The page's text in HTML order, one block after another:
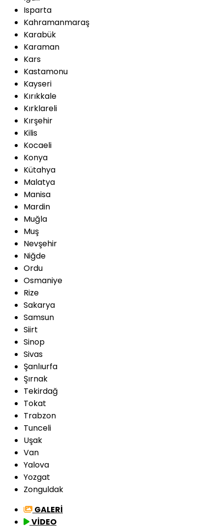
Isparta
Kahramanmaraş
Karabük
Karaman
Kars
Kastamonu
Kayseri
Kırıkkale
Kırklareli
Kırşehir
Kilis
Kocaeli
Konya
Kütahya
Malatya
Manisa
Mardin
Muğla
Muş
Nevşehir
Niğde
Ordu
Osmaniye
Rize
Sakarya
Samsun
Siirt
Sinop
Sivas
Şanlıurfa
Şırnak
Tekirdağ
Tokat
Trabzon
Tunceli
Uşak
Van
Yalova
Yozgat
Zonguldak
GALERİ
VİDEO